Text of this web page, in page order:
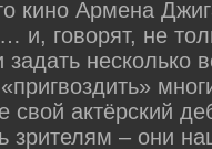
кино Армена
и, говорят, не
задать
свой актёрский
зрителям – они